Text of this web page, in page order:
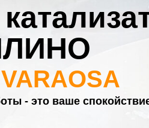
VARAOSA
- это ваше